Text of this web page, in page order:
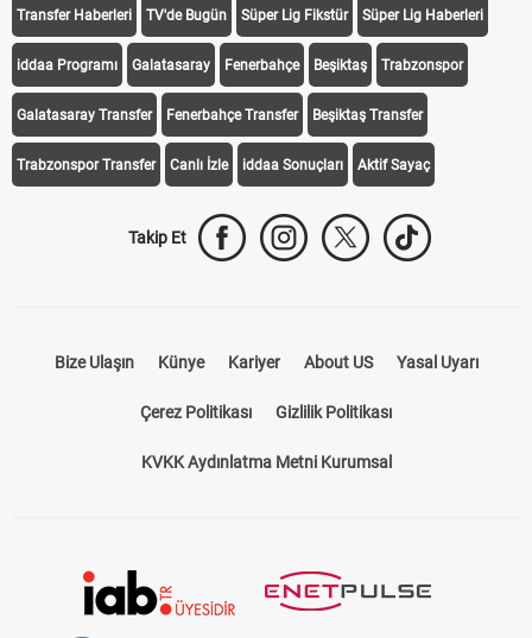
Transfer Haberleri TV'de Bugün Süper Lig Fikstür Süper Lig Haberleri
iddaa Programı Galatasaray Fenerbahçe Beşiktaş Trabzonspor
Galatasaray Transfer Fenerbahçe Transfer Beşiktaş Transfer
Trabzonspor Transfer Canlı İzle iddaa Sonuçları Aktif Sayaç
Takip Et
Bize Ulaşın Künye Kariyer About US Yasal Uyarı
Çerez Politikası Gizlilik Politikası
KVKK Aydınlatma Metni Kurumsal